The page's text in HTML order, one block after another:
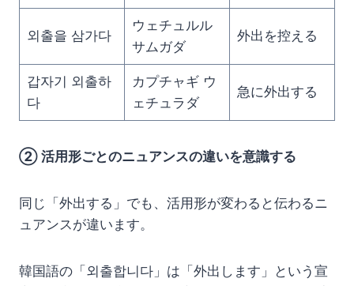
외출을 삼가다
ウェチュルル
サムガダ
外出を控える
갑자기 외출하
다
カプチャギ ウ
ェチュラダ
急に外出する
② 活用形ごとのニュアンスの違いを意識する
同じ「外出する」でも、活用形が変わると伝わるニ
ュアンスが違います。
韓国語の「외출합니다」は「外出します」という宣